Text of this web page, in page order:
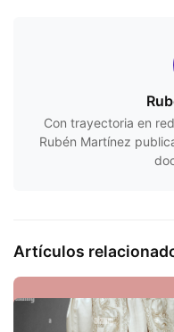
Con trayectoria en
Rubén Martínez
Artículos